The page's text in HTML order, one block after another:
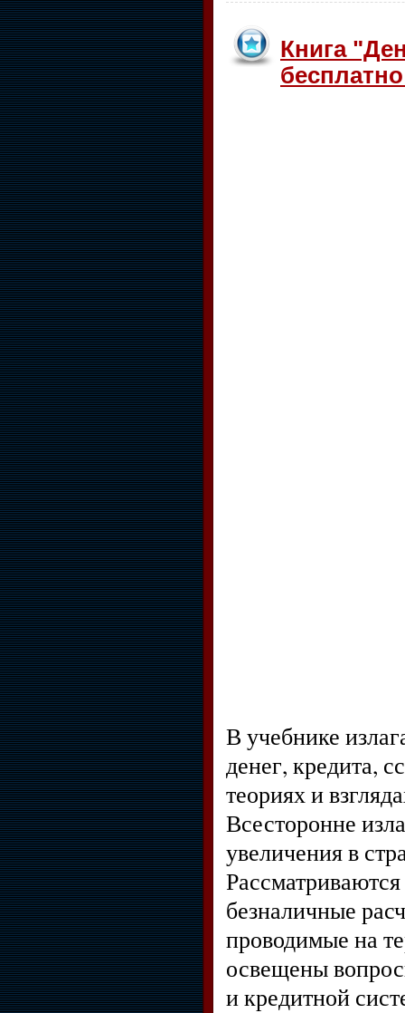
Книга
В учебнике
денег, кредита,
теориях и
Всесторонне
увеличения в
безналичные
проводимые на
освещены
и кредитной